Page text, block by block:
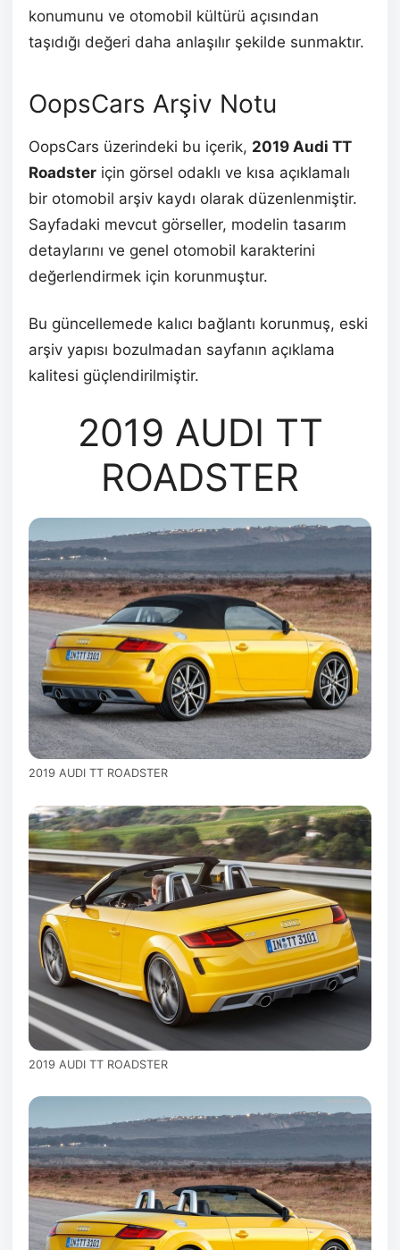
konumunu ve otomobil kültürü açısından
taşıdığı değeri daha anlaşılır şekilde sunmaktır.
OopsCars Arşiv Notu
OopsCars üzerindeki bu içerik, 2019 Audi TT
Roadster için görsel odaklı ve kısa açıklamalı
bir otomobil arşiv kaydı olarak düzenlenmiştir.
Sayfadaki mevcut görseller, modelin tasarım
detaylarını ve genel otomobil karakterini
değerlendirmek için korunmuştur.
Bu güncellemede kalıcı bağlantı korunmuş, eski
arşiv yapısı bozulmadan sayfanın açıklama
kalitesi güçlendirilmiştir.
2019 AUDI TT
ROADSTER
2019 AUDI TT ROADSTER
2019 AUDI TT ROADSTER